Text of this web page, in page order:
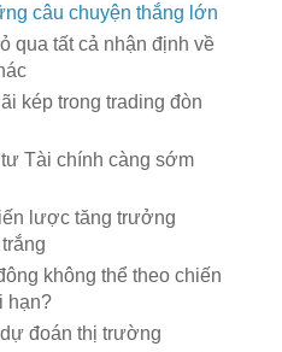
câu chuyện thắng lớn
qua tất cả nhận định về
kép trong trading đòn
Tài chính càng sớm
lược tăng trưởng
không thể theo chiến
hạn?
đoán thị trường